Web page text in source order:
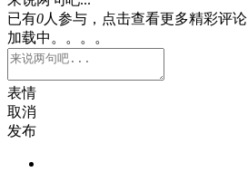
已有0人参与，点击查看更多精彩评论
加载中。。。。
表情
取消
发布